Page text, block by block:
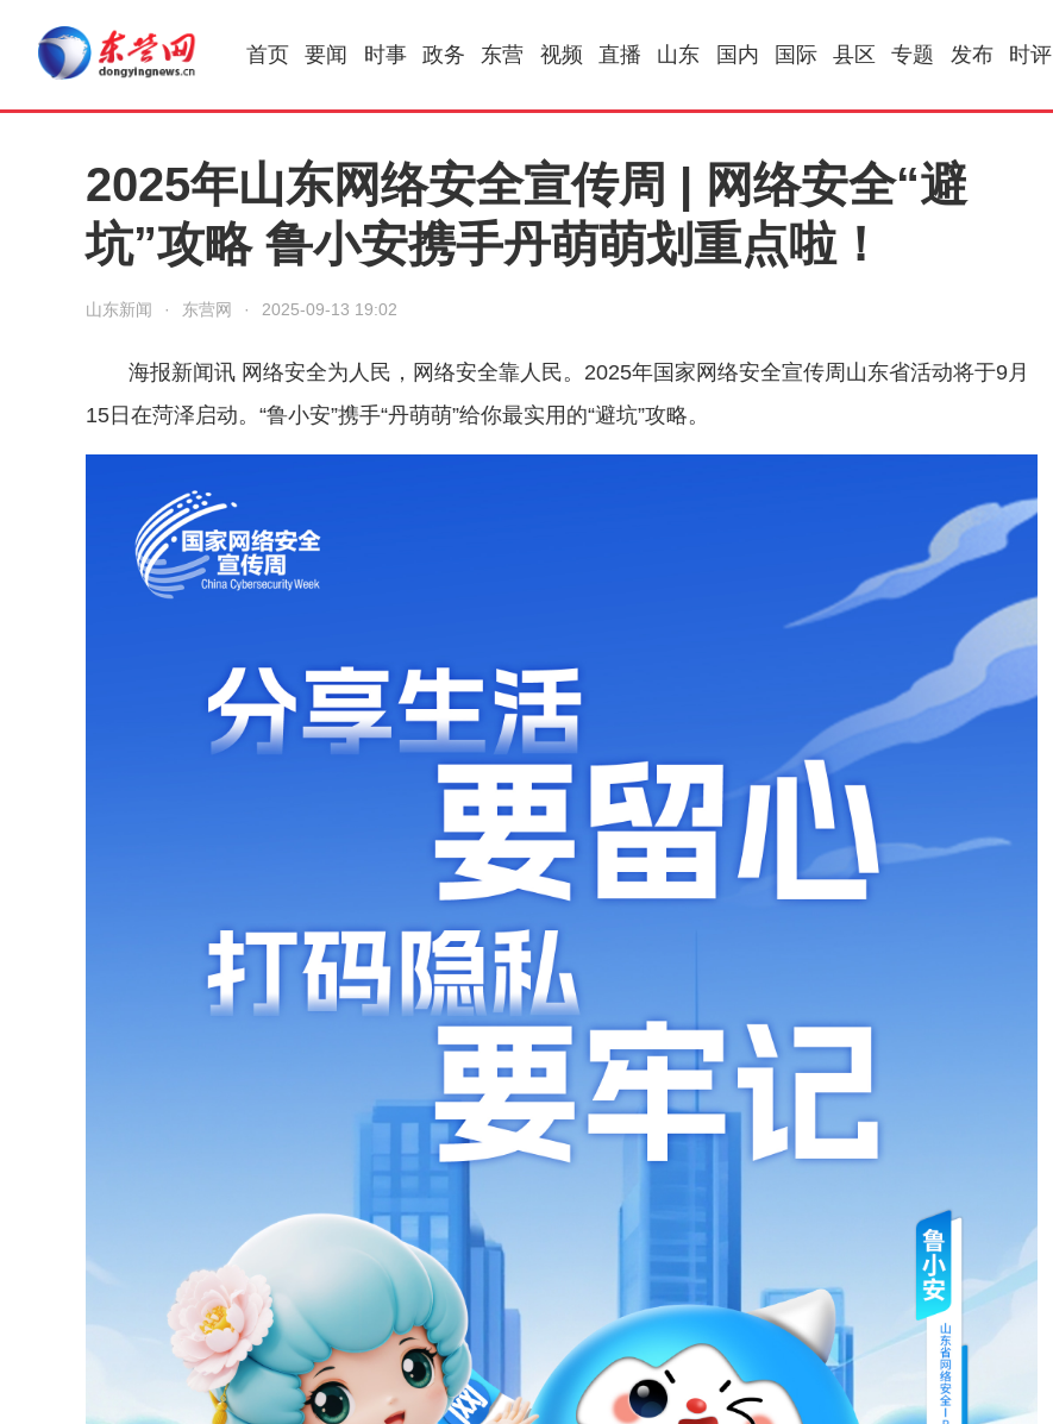
首页 要闻 时事 政务 东营 视频 直播 山东 国内 国际 县区 专题 发布 时评
2025年山东网络安全宣传周 | 网络安全“避
坑”攻略 鲁小安携手丹萌萌划重点啦！
山东新闻 · 东营网 · 2025-09-13 19:02
海报新闻讯 网络安全为人民，网络安全靠人民。2025年国家网络安全宣传周山东省活动将于9月
15日在菏泽启动。“鲁小安”携手“丹萌萌”给你最实用的“避坑”攻略。